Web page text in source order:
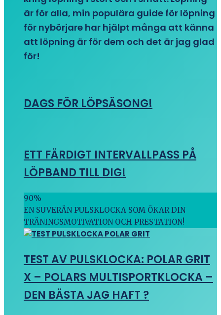
är för alla, min populära guide för löpning
för nybörjare har hjälpt många att känna
att löpning är för dem och det är jag glad
för!
DAGS FÖR LÖPSÄSONG!
ETT FÄRDIGT INTERVALLPASS PÅ
LÖPBAND TILL DIG!
90%
EN SUVERÄN PULSKLOCKA SOM ÖKAR DIN
TRÄNINGSMOTIVATION OCH PRESTATION!
TEST AV PULSKLOCKA: POLAR GRIT
X – POLARS MULTISPORTKLOCKA –
DEN BÄSTA JAG HAFT ?